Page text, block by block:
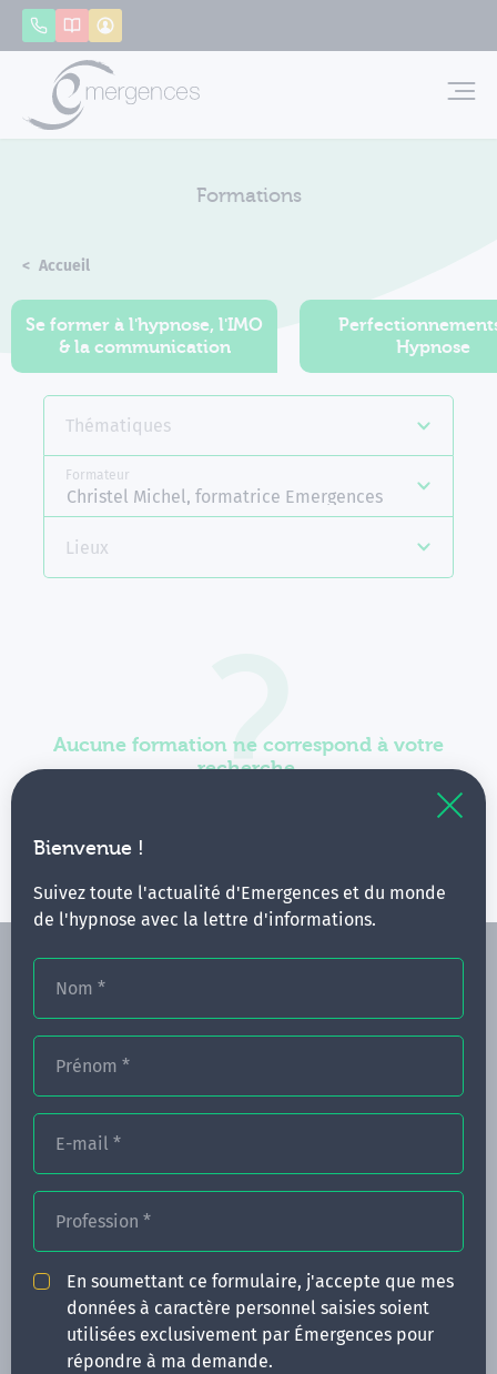
Bienvenue !
Suivez toute l'actualité d'Emergences et du monde
de l'hypnose avec la lettre d'informations.
Nom *
Prénom *
E-mail *
Profession *
En soumettant ce formulaire, j'accepte que mes
données à caractère personnel saisies soient
utilisées exclusivement par Émergences pour
répondre à ma demande.
AppelerCatalogue
Formations
Accueil
Se former à l'hypnose, l'IMO
& la communication
Hypnose
Thématiques
Formateur
Christel Michel, formatrice Emergences
Lieux
Aucune formation ne correspond à votre
recherche.
Vous pouvez renouveler votre requête en élargissant
CONGRÈS
ACTUALITÉS
INFOS PRATIQUES
Qui sommes-nous ?
CONTACT
Panneau de gestion des cookies